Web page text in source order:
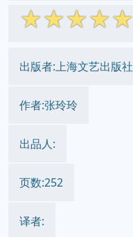
☆☆☆☆☆
出版者:上海文艺出版社
作者:张玲玲
出品人:
页数:252
译者: